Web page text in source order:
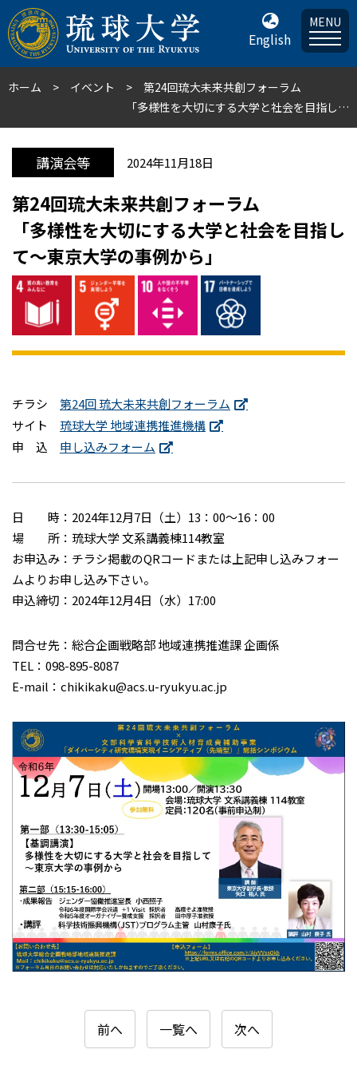
English
MENU
ホーム イベント
第24回琉大未来共創フォーラム
「多様性を大切にする大学と社会を目指して〜東京大学の事例から」
講演会等 2024年11月18日
第24回琉大未来共創フォーラム
「多様性を大切にする大学と社会を目指し
て〜東京大学の事例から」
チラシ 第24回 琉大未来共創フォーラム
サイト 琉球大学 地域連携推進機構
申 込 申し込みフォーム
日 時：2024年12月7日（土）13：00～16：00
場 所：琉球大学 文系講義棟114教室
お申込み：チラシ掲載のQRコードまたは上記申し込みフォー
ムよりお申し込み下さい。
申込締切：2024年12月4日（水）17:00
問合せ先：総合企画戦略部 地域連携推進課 企画係
TEL：098-895-8087
E-mail：chikikaku@acs.u-ryukyu.ac.jp
前へ 一覧へ 次へ